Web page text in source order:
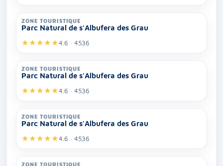
ZONE TOURISTIQUE
Parc Natural de s'Albufera des Grau
★★★★★4.6 · 4536
ZONE TOURISTIQUE
Parc Natural de s'Albufera des Grau
★★★★★4.6 · 4536
ZONE TOURISTIQUE
Parc Natural de s'Albufera des Grau
★★★★★4.6 · 4536
ZONE TOURISTIQUE